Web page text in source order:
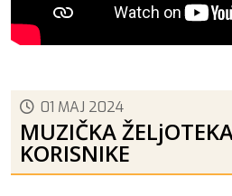
01 MAJ 2024
MUZIČKA
KORISNIKE